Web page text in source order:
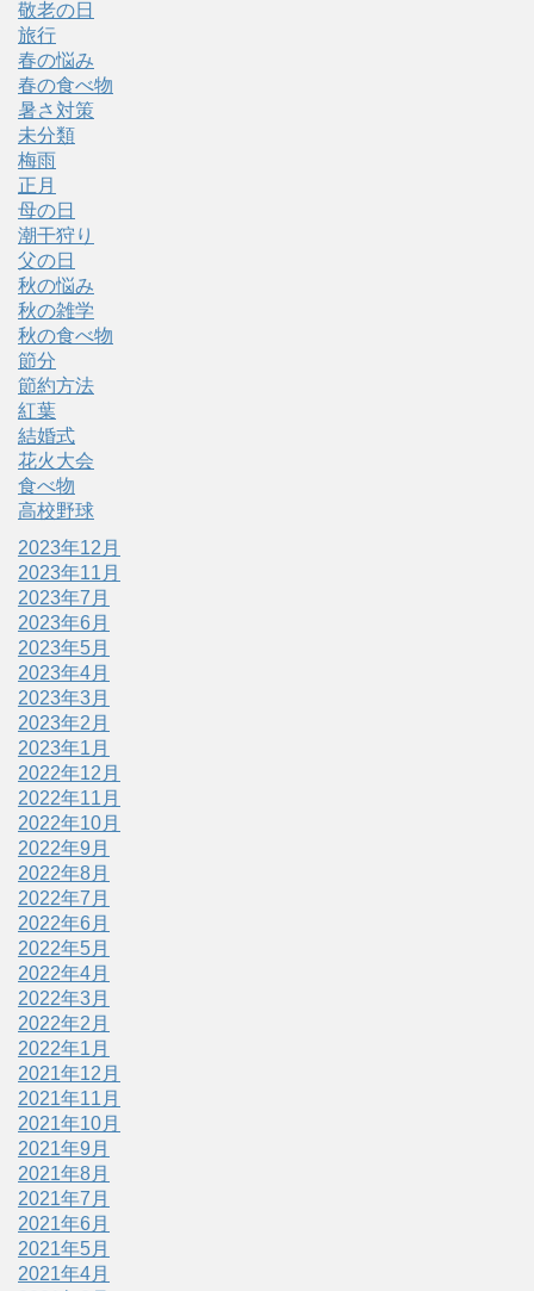
敬老の日
旅行
春の悩み
春の食べ物
暑さ対策
未分類
梅雨
正月
母の日
潮干狩り
父の日
秋の悩み
秋の雑学
秋の食べ物
節分
節約方法
紅葉
結婚式
花火大会
食べ物
高校野球
2023年12月
2023年11月
2023年7月
2023年6月
2023年5月
2023年4月
2023年3月
2023年2月
2023年1月
2022年12月
2022年11月
2022年10月
2022年9月
2022年8月
2022年7月
2022年6月
2022年5月
2022年4月
2022年3月
2022年2月
2022年1月
2021年12月
2021年11月
2021年10月
2021年9月
2021年8月
2021年7月
2021年6月
2021年5月
2021年4月